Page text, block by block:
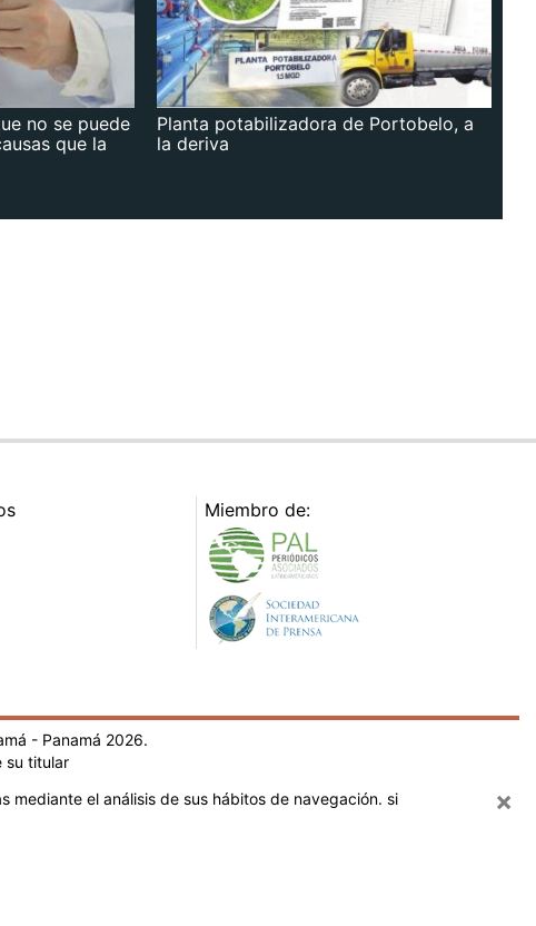
no se puede
que la
Planta potabilizadora de Portobelo, a
la deriva
Miembro de:
- Panamá 2026.
su titular
mediante el análisis de sus hábitos de navegación. si
×